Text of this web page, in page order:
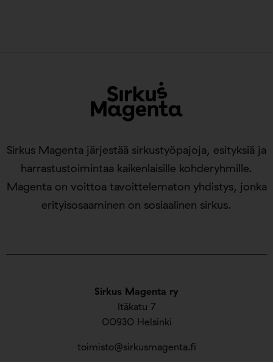
Sirkus Magenta ry
Itäkatu 7
00930 Helsinki
toimisto@sirkusmagenta.fi
Sirkus Magenta järjestää sirkustyöpajoja, esityksiä ja
harrastustoimintaa kaikenlaisille kohderyhmille.
Magenta on voittoa tavoittelematon yhdistys, jonka
erityisosaaminen on sosiaalinen sirkus.